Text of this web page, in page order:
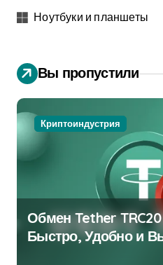
Ноутбуки и планшеты
Вы пропустили
Криптоиндустрия
Обмен Tether
Быстро, Удобно и